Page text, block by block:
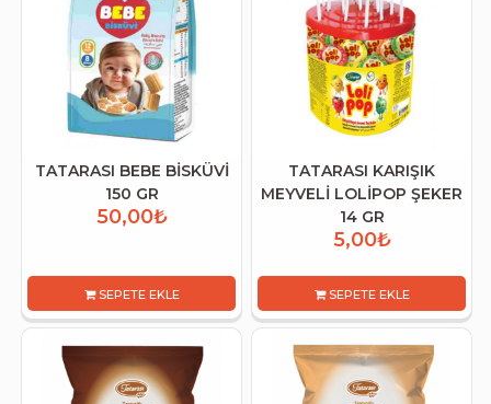
TATARASI BEBE BİSKÜVİ
150 GR
50,00₺
SEPETE EKLE
TATARASI KARIŞIK
MEYVELİ LOLİPOP ŞEKER
14 GR
5,00₺
SEPETE EKLE